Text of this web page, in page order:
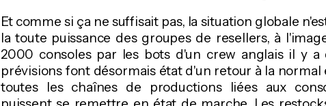
Et comme si ça ne suffisait pas, la situation globale
la toute puissance des groupes de resellers, à
2000 consoles par les bots d'un crew anglais il y a
prévisions font désormais état d'un retour à la
toutes les chaînes de productions liées aux